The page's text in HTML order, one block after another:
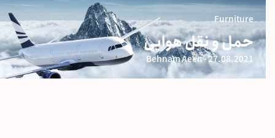
Furniture
حمل و نقل هوایی
Behnam Aeen 27.08.2021